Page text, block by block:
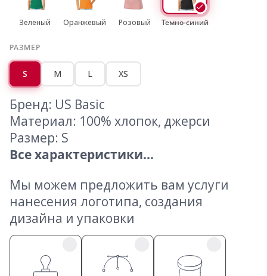
Зеленый Оранжевый Розовый Темно-синий
РАЗМЕР
S M L XS
Бренд: US Basic
Материал: 100% хлопок, джерси
Размер: S
Все характеристики...
Мы можем предложить вам услуги
нанесения логотипа, создания
дизайна и упаковки